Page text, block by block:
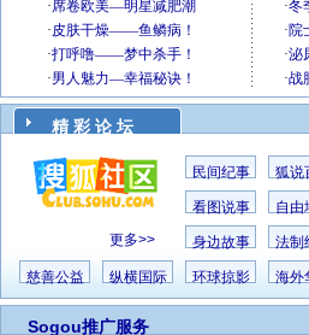
精 彩 论 坛
更多>>
民间纪事 狐说
看图说事 自由
身边故事 法制
慈善公益 纵横国际 环球掠影 海外
Sogou推广服务